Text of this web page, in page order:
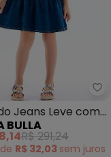
Infantil Menina
Jeans Leve com
(Azul)
BULLA
R$ 291,24
de R$ 32,03 sem juros